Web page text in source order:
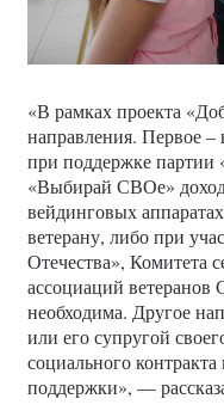
«В рамках проекта
направления. Первое –
при поддержке партии
«Выбирай СВОе»
вейдинговых
ветерану, либо при
Отечества», Комитета
ассоциаций
необходима. Другое
или его супругой
социального
поддержки», —